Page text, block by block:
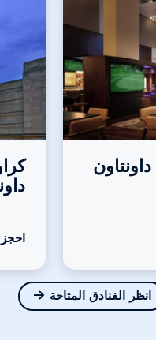
داونتاون
احجز
انظر الفنادق المتاحة